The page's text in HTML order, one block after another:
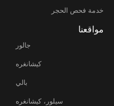
خدمة فحص الحجر
مواقعنا
جالور
كيشانغره
بالي
سيلور، كيشانغره